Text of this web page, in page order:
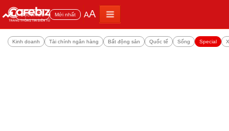
Đọc nhiều Mới nhất AA
Kinh doanh Tài chính ngân hàng Bất động sản Quốc tế Sống Special